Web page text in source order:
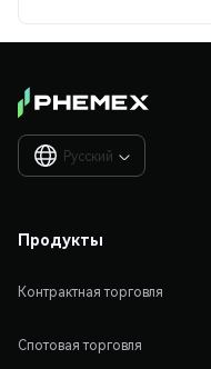
Русский 
Продукты
Контрактная торговля
Спотовая торговля